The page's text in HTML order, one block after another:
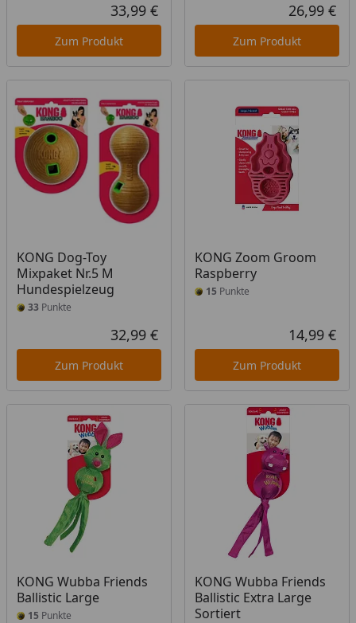
Aktueller Preis
33,99 €
Zum Produkt
26,99 €
Zum Produkt
KONG Dog-Toy
Mixpaket Nr.5 M
Hundespielzeug
33 Punkte
Aktueller Preis
32,99 €
Zum Produkt
KONG Zoom Groom
Raspberry
15 Punkte
14,99 €
Zum Produkt
KONG Wubba Friends
Ballistic Large
15 Punkte
KONG Wubba Friends
Ballistic Extra Large
Sortiert